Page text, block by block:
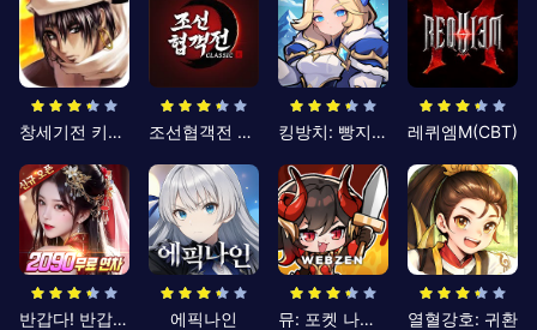
창세기전 키우기 조선협객전 클래식 킹방치: 빵지의 제왕 레퀴엠M(CBT)
반갑다! 반갑삼국지 에픽나인 뮤: 포켓 나이츠 열혈강호: 귀환